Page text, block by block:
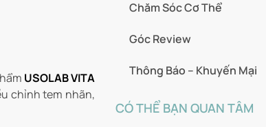
USOLAB VITA
chỉnh tem nhãn,
Chăm Sóc Cơ Thể
Góc Review
Thông Báo – Khuyến Mại
CÓ THỂ BẠN QUAN TÂM